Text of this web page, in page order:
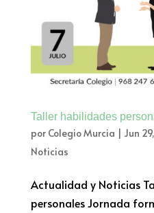
Taller habilidades
por Colegio Murcia Jun
Noticias
Actualidad y Noticias
personales Jornada